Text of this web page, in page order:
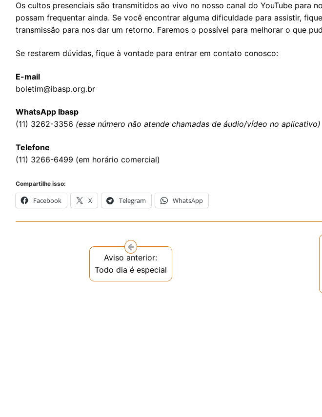
Os cultos presenciais são transmitidos ao vivo no nosso canal do YouTube para
possam frequentar ainda. Se você encontrar alguma dificuldade para assistir,
transmissão para nos dar um retorno. Faremos o possível para melhorar o que
Se restarem dúvidas, fique à vontade para entrar em contato conosco:
E-mail
boletim@ibasp.org.br
WhatsApp Ibasp
(11) 3262-3356 (esse número não atende chamadas de áudio/vídeo no aplicativo)
Telefone
(11) 3266-6499 (em horário comercial)
Compartilhe isso:
Facebook X Telegram WhatsApp
Aviso anterior:
Todo dia é especial